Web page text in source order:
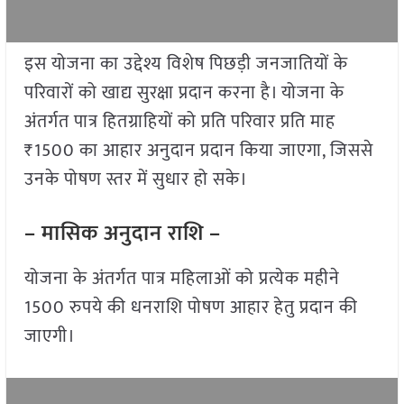
इस योजना का उद्देश्य विशेष पिछड़ी जनजातियों के
परिवारों को खाद्य सुरक्षा प्रदान करना है। योजना के
अंतर्गत पात्र हितग्राहियों को प्रति परिवार प्रति माह
₹1500 का आहार अनुदान प्रदान किया जाएगा, जिससे
उनके पोषण स्तर में सुधार हो सके।
– मासिक अनुदान राशि –
योजना के अंतर्गत पात्र महिलाओं को प्रत्येक महीने
1500 रुपये की धनराशि पोषण आहार हेतु प्रदान की
जाएगी।